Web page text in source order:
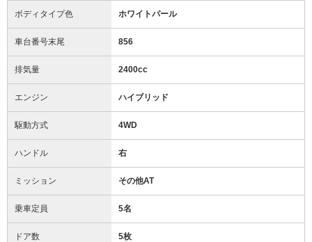
ボディタイプ色 ホワイトパール
車台番号末尾 856
排気量 2400cc
エンジン ハイブリッド
駆動方式 4WD
ハンドル 右
ミッション その他AT
乗車定員 5名
ドア数 5枚